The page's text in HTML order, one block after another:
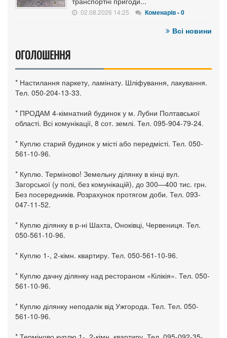
02.08.2026 14:25 Коменарів - 0
Всі новини
ОГОЛОШЕННЯ
* Настилання паркету, ламінату. Шліфування, лакування.
Тел. 050-204-13-33.
* ПРОДАМ 4-кімнатний будинок у м. Лубни Полтавської
області. Всі комунікації, 8 сот. землі. Тел. 095-904-79-24.
* Куплю старий будинок у місті або передмісті. Тел. 050-
561-10-96.
* Куплю. Терміново! Земельну ділянку в кінці вул.
Загорської (у полі, без комунікацій), до 300—400 тис. грн.
Без посередників. Розрахунок протягом доби. Тел. 093-
047-11-52.
* Куплю ділянку в р-ні Шахта, Оноківці, Червениця. Тел.
050-561-10-96.
* Куплю 1-, 2-кімн. квартиру. Тел. 050-561-10-96.
* Куплю дачну ділянку над рестораном «Кілікія». Тел. 050-
561-10-96.
* Куплю ділянку неподалік від Ужгорода. Тел. Тел. 050-
561-10-96.